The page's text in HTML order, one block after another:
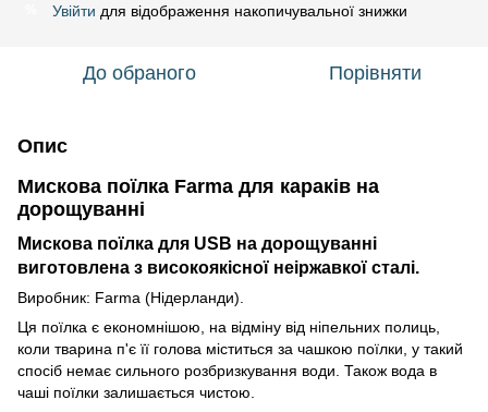
Увійти для відображення накопичувальної знижки
До обраного Порівняти
Опис
Мискова поїлка Farma для караків на
дорощуванні
Мискова поїлка для USB на дорощуванні
виготовлена з високоякісної неіржавкої сталі.
Виробник: Farma (Нідерланди).
Ця поїлка є економнішою, на відміну від ніпельних полиць,
коли тварина п'є її голова міститься за чашкою поїлки, у такий
спосіб немає сильного розбризкування води. Також вода в
чаші поїлки залишається чистою.